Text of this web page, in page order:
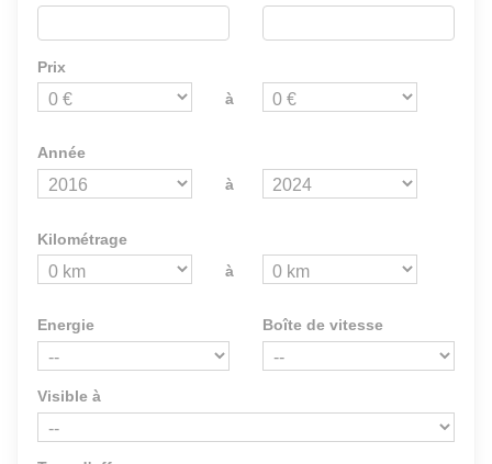
Prix
à
Année
à
Kilométrage
à
Energie Boîte de vitesse
Visible à